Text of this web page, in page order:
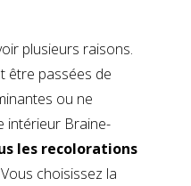
plusieurs raisons.
être passées de
ou ne
intérieur Braine-
les recolorations
choisissez la